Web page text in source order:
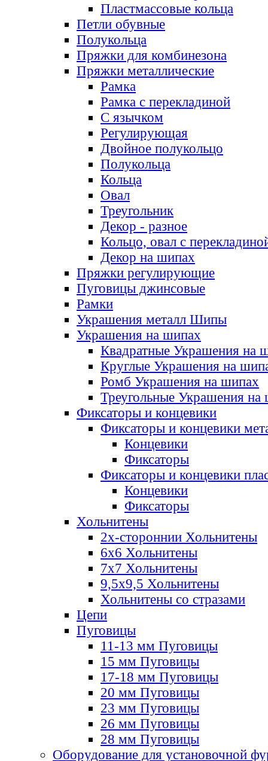
Пластмассовые кольца
Петли обувные
Полукольца
Пряжки для комбинезона
Пряжки металлические
Рамка
Рамка с перекладиной
С язычком
Регулирующая
Двойное полукольцо
Полукольца
Кольца
Овал
Треугольник
Декор - разное
Кольцо, овал с
Декор на шипах
Пряжки регулирующие
Пуговицы джинсовые
Рамки
Украшения металл Шипы
Украшения на шипах
Квадратные Украшения на
Круглые Украшения на
Ромб Украшения на шипах
Треугольные Украшения на
Фиксаторы и концевики
Фиксаторы и концевики
Концевики
Фиксаторы
Фиксаторы и концевики
Концевики
Фиксаторы
Хольнитены
2х-стороннии Хольнитены
6х6 Хольнитены
7х7 Хольнитены
9,5х9,5 Хольнитены
Хольнитены со стразами
Цепи
Пуговицы
11-13 мм Пуговицы
15 мм Пуговицы
17-18 мм Пуговицы
20 мм Пуговицы
23 мм Пуговицы
26 мм Пуговицы
28 мм Пуговицы
Оборудование для установочной